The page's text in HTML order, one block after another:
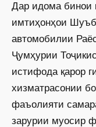
Дар идома бинои
имтиҳонҳои
автомобилии
Ҷумҳурии
истифода қарор
хизматрасонии
фаъолияти
зарурии муосир